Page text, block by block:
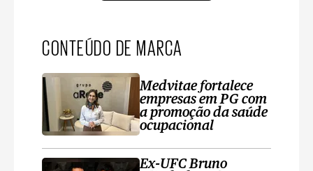
CONTEÚDO DE MARCA
Medvitae fortalece
empresas em PG com
a promoção da saúde
ocupacional
Ex-UFC Bruno